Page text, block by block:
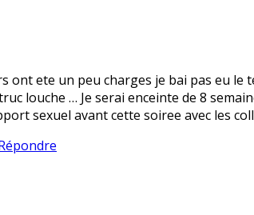
ont ete un peu charges je bai pas eu
louche … Je serai enceinte de 8
sexuel avant cette soiree avec les